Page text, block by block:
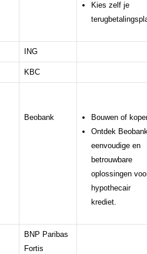
Kies zelf je
ING
KBC
Beobank
Bouwen of
Ontdek
eenvoudige en
betrouwbare
oplossingen
hypothecair
krediet.
BNP Paribas
Fortis